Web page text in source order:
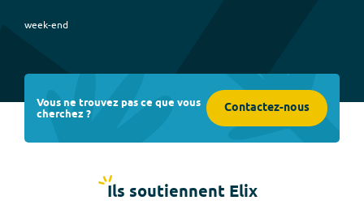
week-end
Vous ne trouvez pas ce que vous
cherchez ? Contactez-nous
Ils soutiennent Elix